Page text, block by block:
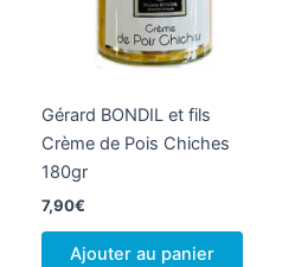
Gérard BONDIL et fils
Crème de Pois Chiches
180gr
7,90€
Ajouter au panier